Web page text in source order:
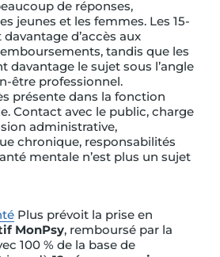
de réponses,
jeunes et les femmes. Les 15-
d’accès aux
tandis que les
davantage le sujet sous l’angle
être professionnel.
présente dans la fonction
Contact avec le public, charge
administrative,
chronique, responsabilités
mentale n’est plus un sujet
Plus prévoit la prise en
MonPsy, remboursé par la
100 % de la base de